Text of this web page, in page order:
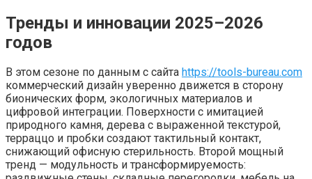
Тренды и инновации 2025–2026
годов
В этом сезоне по данным с сайта https://tools-bureau.com
коммерческий дизайн уверенно движется в сторону
бионических форм, экологичных материалов и
цифровой интеграции. Поверхности с имитацией
природного камня, дерева с выраженной текстурой,
терраццо и пробки создают тактильный контакт,
снижающий офисную стерильность. Второй мощный
тренд — модульность и трансформируемость: